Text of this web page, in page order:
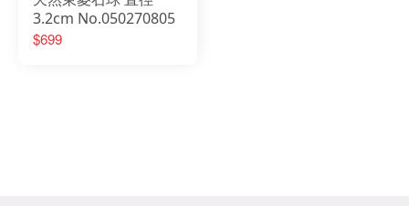
3.2cm No.050270805
$699